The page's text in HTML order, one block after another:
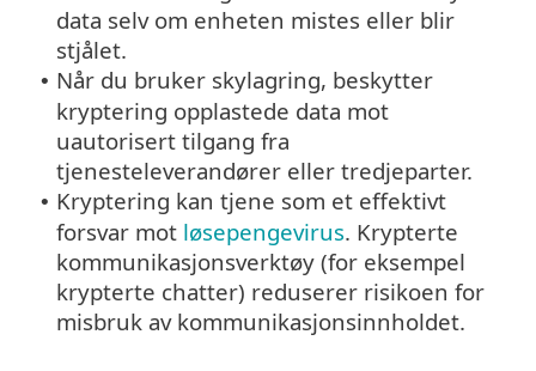
data selv om enheten mistes eller blir
stjålet.
• Når du bruker skylagring, beskytter
kryptering opplastede data mot
uautorisert tilgang fra
tjenesteleverandører eller tredjeparter.
• Kryptering kan tjene som et effektivt
forsvar mot løsepengevirus. Krypterte
kommunikasjonsverktøy (for eksempel
krypterte chatter) reduserer risikoen for
misbruk av kommunikasjonsinnholdet.